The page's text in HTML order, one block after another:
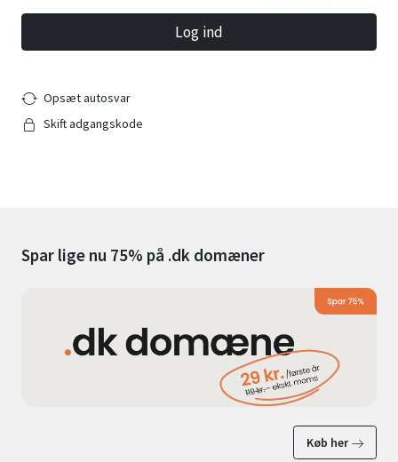
Log ind
Opsæt autosvar
Skift adgangskode
Spar lige nu 75% på .dk domæner
Køb her